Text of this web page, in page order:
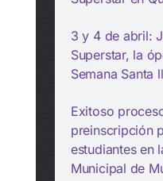
3 y 4 de abril:
Superstar, la
Semana Santa
Exitoso
preinscripción
estudiantes en
Municipal de